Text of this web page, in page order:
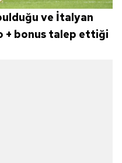
ve İtalyan
+ bonus talep ettiği